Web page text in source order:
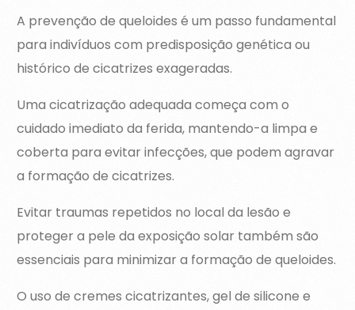
A prevenção de queloides é um passo fundamental
para indivíduos com predisposição genética ou
histórico de cicatrizes exageradas.
Uma cicatrização adequada começa com o
cuidado imediato da ferida, mantendo-a limpa e
coberta para evitar infecções, que podem agravar
a formação de cicatrizes.
Evitar traumas repetidos no local da lesão e
proteger a pele da exposição solar também são
essenciais para minimizar a formação de queloides.
O uso de cremes cicatrizantes, gel de silicone e